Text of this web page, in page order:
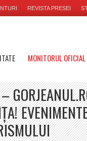
REVISTA PRESEI
MONITORUL